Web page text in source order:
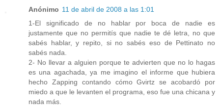
Anónimo 11 de abril de 2008 a las 1:01
1-El significado de no hablar por boca de nadie es
justamente que no permitís que nadie te dé letra, no que
sabés hablar, y repito, si no sabés eso de Pettinato no
sabés nada.
2- No llevar a alguien porque te advierten que no lo hagas
es una agachada, ya me imagino el informe que hubiera
hecho Zapping contando cómo Gvirtz se acobardó por
miedo a que le levanten el programa, eso fue una chicana y
nada más.